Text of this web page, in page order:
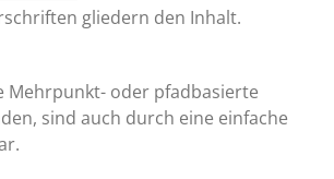
gliedern den Inhalt.
Mehrpunkt- oder pfadbasierte
sind auch durch eine einfache